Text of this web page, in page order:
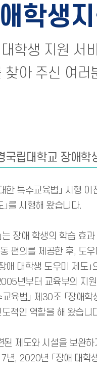
학생
학생 지원 서
아 주신 여러
국립대학교 장애학
특수교육법」 시행
를 시행해 왔습니다.
장애 학생의 학습 효
편의를 제공한 후, 도
대학생 도우미 제도
년부터 교육부의 지원
법」 제30조 「장애학
적인 역할을 해 왔습니
제도와 시설을 보완
, 2020년 「장애 대학